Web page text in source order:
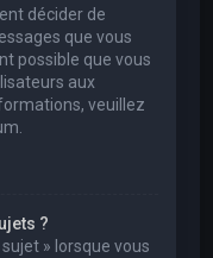
décider de
que vous
possible que vous
aux
veuillez
?
» lorsque vous